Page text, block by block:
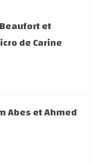
et
de Carine
Abes et Ahmed